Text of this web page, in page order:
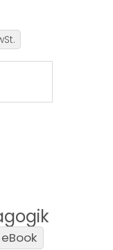
eBook